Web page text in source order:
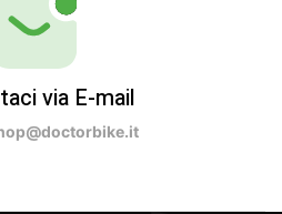
via E-mail